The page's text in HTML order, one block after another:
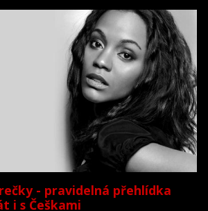
- pravidelná přehlídka
i s Češkami